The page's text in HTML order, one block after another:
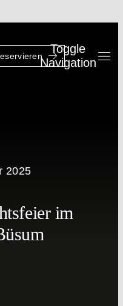
Toggle
Navigation
2025
im